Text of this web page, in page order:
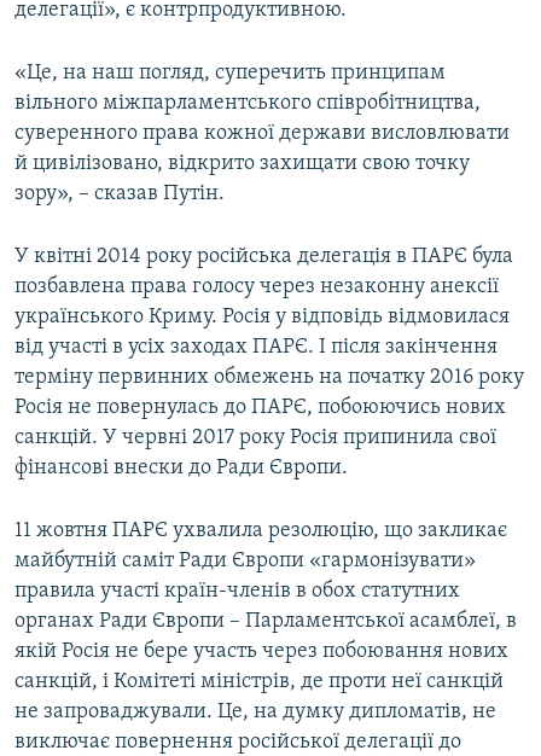
делегації», є контрпродуктивною.
«Це, на наш погляд, суперечить принципам
вільного міжпарламентського співробітництва,
суверенного права кожної держави висловлювати
й цивілізовано, відкрито захищати свою точку
зору», – сказав Путін.
У квітні 2014 року російська делегація в ПАРЄ була
позбавлена права голосу через незаконну анексії
українського Криму. Росія у відповідь відмовилася
від участі в усіх заходах ПАРЄ. І після закінчення
терміну первинних обмежень на початку 2016 року
Росія не повернулась до ПАРЄ, побоюючись нових
санкцій. У червні 2017 року Росія припинила свої
фінансові внески до Ради Європи.
11 жовтня ПАРЄ ухвалила резолюцію, що закликає
майбутній саміт Ради Європи «гармонізувати»
правила участі країн-членів в обох статутних
органах Ради Європи – Парламентської асамблеї, в
якій Росія не бере участь через побоювання нових
санкцій, і Комітеті міністрів, де проти неї санкцій
не запроваджували. Це, на думку дипломатів, не
виключає повернення російської делегації до